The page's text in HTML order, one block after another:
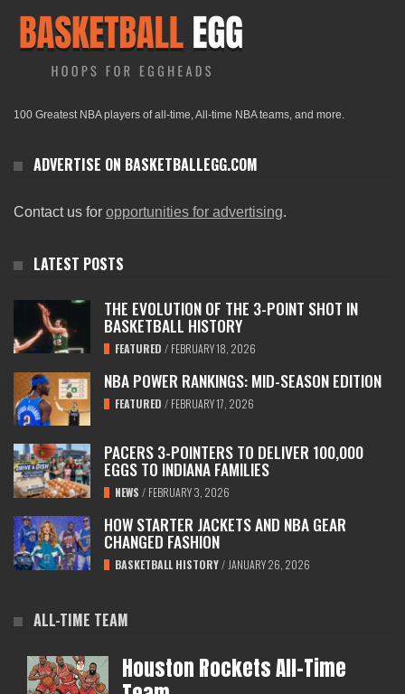
100 Greatest NBA players of all-time, All-time NBA teams, and more.
ADVERTISE ON BASKETBALLEGG.COM
Contact us for opportunities for advertising.
LATEST POSTS
THE EVOLUTION OF THE 3-POINT SHOT IN
BASKETBALL HISTORY
FEATURED / FEBRUARY 18, 2026
NBA POWER RANKINGS: MID-SEASON EDITION
FEATURED / FEBRUARY 17, 2026
PACERS 3-POINTERS TO DELIVER 100,000
EGGS TO INDIANA FAMILIES
NEWS / FEBRUARY 3, 2026
HOW STARTER JACKETS AND NBA GEAR
CHANGED FASHION
BASKETBALL HISTORY/ JANUARY 26, 2026
ALL-TIME TEAM
Houston Rockets All-Time